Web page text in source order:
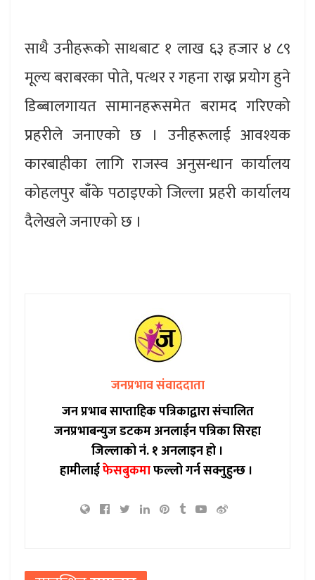
साथै उनीहरूको साथबाट १ लाख ६३ हजार ४ ८९
मूल्य बराबरका पोते, पत्थर र गहना राख्न प्रयोग हुने
डिब्बालगायत सामानहरूसमेत बरामद गरिएको
प्रहरीले जनाएको छ । उनीहरूलाई आवश्यक
कारबाहीका लागि राजस्व अनुसन्धान कार्यालय
कोहलपुर बाँके पठाइएको जिल्ला प्रहरी कार्यालय
दैलेखले जनाएको छ ।
जनप्रभाव संवाददाता
जन प्रभाब साप्ताहिक पत्रिकाद्वारा संचालित
जनप्रभाबन्युज डटकम अनलाईन पत्रिका सिरहा
जिल्लाको नं. १ अनलाइन हो ।
हामीलाईफेसबुकमाफल्लो गर्न सक्नुहुन्छ ।